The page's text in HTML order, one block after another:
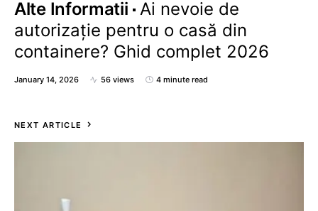
Alte Informatii Ai nevoie de
autorizație pentru o casă din
containere? Ghid complet 2026
January 14, 2026 56 views 4 minute read
NEXT ARTICLE